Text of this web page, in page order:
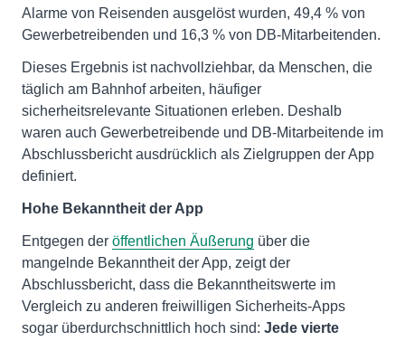
Alarme von Reisenden ausgelöst wurden, 49,4 % von
Gewerbetreibenden und 16,3 % von DB-Mitarbeitenden.
Dieses Ergebnis ist nachvollziehbar, da Menschen, die
täglich am Bahnhof arbeiten, häufiger
sicherheitsrelevante Situationen erleben. Deshalb
waren auch Gewerbetreibende und DB-Mitarbeitende im
Abschlussbericht ausdrücklich als Zielgruppen der App
definiert.
Hohe Bekanntheit der App
Entgegen der öffentlichen Äußerung über die
mangelnde Bekanntheit der App, zeigt der
Abschlussbericht, dass die Bekanntheitswerte im
Vergleich zu anderen freiwilligen Sicherheits-Apps
sogar überdurchschnittlich hoch sind: Jede vierte